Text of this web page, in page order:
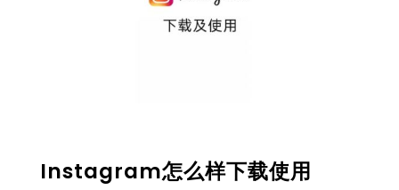
Instagram怎么样下载使用